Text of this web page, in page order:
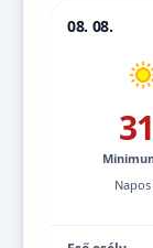
08. 08.